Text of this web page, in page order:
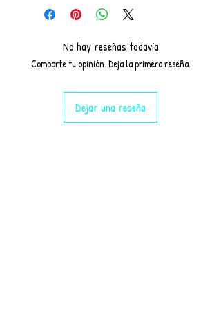
información como calificaciones, temas,
horarios, etc. Diferenciada para nivel
básico y superior.
Explicaciones más detalladas y
desgloses disponibles para cada
artículo individualmente.
No hay reseñas todavía
Comparte tu opinión. Deja la primera reseña.
Dejar una reseña